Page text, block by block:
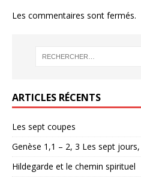
Les commentaires sont fermés.
ARTICLES RÉCENTS
Les sept coupes
Genèse 1,1 – 2, 3 Les sept
Hildegarde et le chemin spirituel